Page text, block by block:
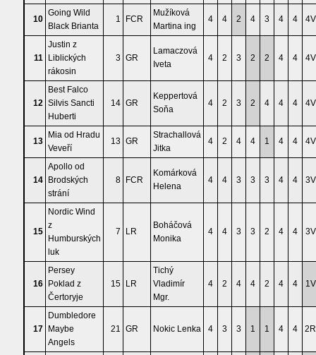
10
Going Wild
Black Brianta
1 FCR
Mužíková
Martina ing
4 4 2 4 3 4 4 4V
11
Justin z
Liblických
rákosin
3 GR
Lamaczová
Iveta
4 2 3 2 2 4 4 4V
12
Best Falco
Silvis Sancti
Huberti
14 GR
Keppertová
Soňa
4 2 3 2 4 4 4 4V
13
Mia od Hradu
Veveří
13 GR
Strachallová
Jitka
4 2 4 4 1 4 4 4V
14
Apollo od
Brodských
strání
8 FCR
Komárková
Helena
4 4 3 3 3 4 4 3V
15
Nordic Wind
z
Humburských
luk
7 LR
Boháčová
Monika
4 4 3 3 2 4 4 3V
16
Persey
Poklad z
Čertoryje
15 LR
Tichý
Vladimír
Mgr.
4 2 4 4 2 4 4 1V
17
Dumbledore
Maybe
Angels
21 GR Nokic Lenka 4 3 3 1 1 4 4 2R